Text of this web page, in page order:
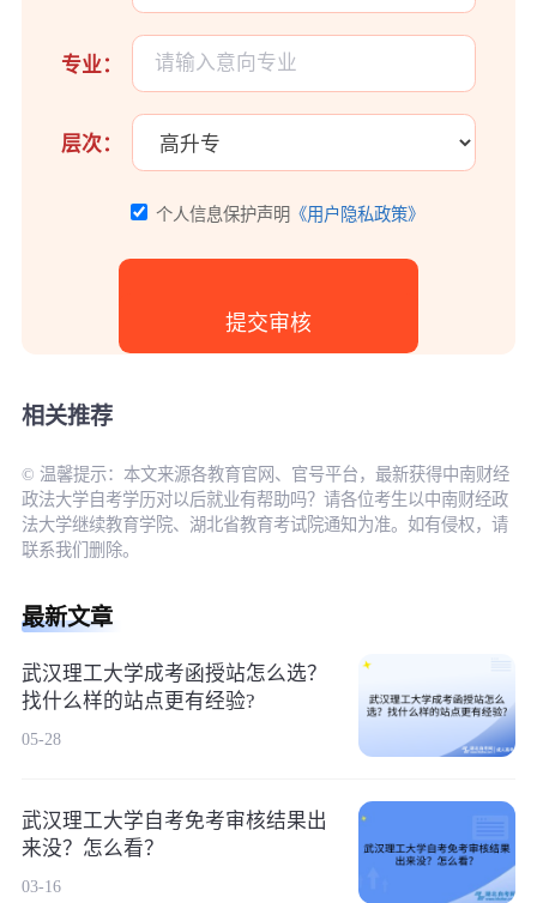
专业：
层次：
个人信息保护声明 《用户隐私政策》
相关推荐
© 温馨提示：本文来源各教育官网、官号平台，最新获得中南财经
政法大学自考学历对以后就业有帮助吗？请各位考生以中南财经政
法大学继续教育学院、湖北省教育考试院通知为准。如有侵权，请
联系我们删除。
最新文章
武汉理工大学成考函授站怎么选？
找什么样的站点更有经验?
05-28
武汉理工大学自考免考审核结果出
来没？怎么看？
03-16